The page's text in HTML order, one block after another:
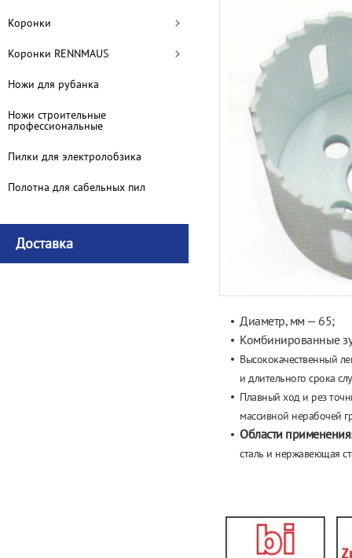
Коронки
Коронки RENNMAUS
Ножи для рубанка
Ножи строительные
профессиональные
Пилки для электролобзика
Полотна для сабельных пил
Доставка
Диаметр, мм — 65;
Комбинированные
Высококачественный
и длительного срока
Плавный ход и рез
массивной нерабочей
Области применения
сталь и нержавеющая